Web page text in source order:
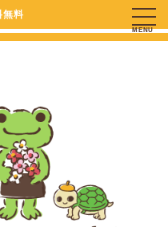
無料
MENU